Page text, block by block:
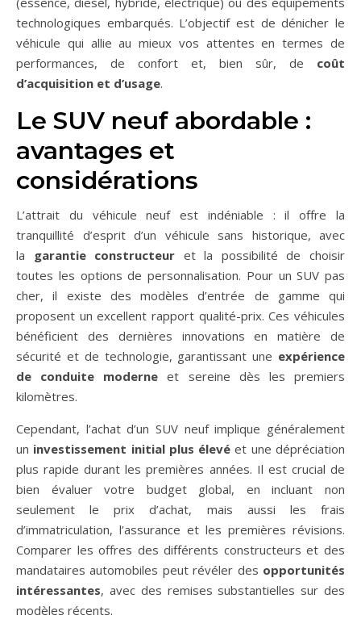
technologiques embarqués. L’objectif est de dénicher le
véhicule qui allie au mieux vos attentes en termes de
performances, de confort et, bien sûr, de coût
d’acquisition et d’usage.
Le SUV neuf abordable :
avantages et
considérations
L’attrait du véhicule neuf est indéniable : il offre la
tranquillité d’esprit d’un véhicule sans historique, avec
la garantie constructeur et la possibilité de choisir
toutes les options de personnalisation. Pour un SUV pas
cher, il existe des modèles d’entrée de gamme qui
proposent un excellent rapport qualité-prix. Ces véhicules
bénéficient des dernières innovations en matière de
sécurité et de technologie, garantissant une expérience
de conduite moderne et sereine dès les premiers
kilomètres.
Cependant, l’achat d’un SUV neuf implique généralement
un investissement initial plus élevé et une dépréciation
plus rapide durant les premières années. Il est crucial de
bien évaluer votre budget global, en incluant non
seulement le prix d’achat, mais aussi les frais
d’immatriculation, l’assurance et les premières révisions.
Comparer les offres des différents constructeurs et des
mandataires automobiles peut révéler des opportunités
intéressantes, avec des remises substantielles sur des
modèles récents.